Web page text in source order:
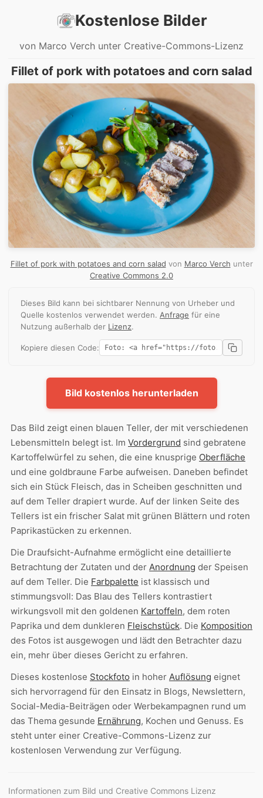
Kostenlose Bilder
von Marco Verch unter Creative-Commons-Lizenz
Fillet of pork with potatoes and corn salad
Fillet of pork with potatoes and corn salad von Marco Verch unter
Creative Commons 2.0
Dieses Bild kann bei sichtbarer Nennung von Urheber und
Quelle kostenlos verwendet werden. Anfrage für eine
Nutzung außerhalb der Lizenz.
Kopiere diesen Code:
Bild kostenlos herunterladen
Das Bild zeigt einen blauen Teller, der mit verschiedenen
Lebensmitteln belegt ist. Im Vordergrund sind gebratene
Kartoffelwürfel zu sehen, die eine knusprige Oberfläche
und eine goldbraune Farbe aufweisen. Daneben befindet
sich ein Stück Fleisch, das in Scheiben geschnitten und
auf dem Teller drapiert wurde. Auf der linken Seite des
Tellers ist ein frischer Salat mit grünen Blättern und roten
Paprikastücken zu erkennen.
Die Draufsicht-Aufnahme ermöglicht eine detaillierte
Betrachtung der Zutaten und der Anordnung der Speisen
auf dem Teller. Die Farbpalette ist klassisch und
stimmungsvoll: Das Blau des Tellers kontrastiert
wirkungsvoll mit den goldenen Kartoffeln, dem roten
Paprika und dem dunkleren Fleischstück. Die Komposition
des Fotos ist ausgewogen und lädt den Betrachter dazu
ein, mehr über dieses Gericht zu erfahren.
Dieses kostenlose Stockfoto in hoher Auflösung eignet
sich hervorragend für den Einsatz in Blogs, Newslettern,
Social-Media-Beiträgen oder Werbekampagnen rund um
das Thema gesunde Ernährung, Kochen und Genuss. Es
steht unter einer Creative-Commons-Lizenz zur
kostenlosen Verwendung zur Verfügung.
Informationen zum Bild und Creative Commons Lizenz